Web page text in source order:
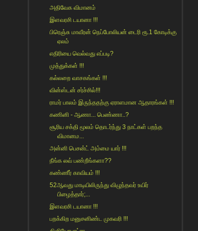
அதிவேக விமானம்
இளவரசி டயானா !!!
பிரெஞ்சு மாவீரன் நெப்போலியன் டைரி ரூ.1 கோடிக்கு
ஏலம்
எதிரியை வெல்வது எப்படி?
முத்துக்கள் !!!
கல்லறை வாசகங்கள் !!!
வின்ஸ்டன் சர்ச்சில்!!!
ராமர் பாலம் இருந்ததற்கு ஏராளமான ஆதாரங்கள் !!!
கணினி - ஆணா... பெண்ணா..?
சூரிய சக்தி மூலம் தொடர்ந்து 3 நாட்கள் பறந்த
விமானம...
அன்னி பெசன்ட் அம்மை யார் !!!
நீங்க லவ் பண்றீங்களா??
கண்ணீர் காவியம் !!!
52ஆவது மாடியிலிருந்து விழுந்தவர் உயிர்
பிழைத்தார்;...
இளவரசி டயானா !!!
பறக்கிற மனுசனிண்ட முகவரி !!!